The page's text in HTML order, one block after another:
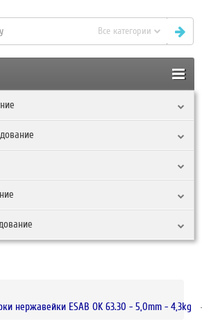
Все категории
нержавейки ESAB OK 63.30 - 5,0mm - 4,3kg